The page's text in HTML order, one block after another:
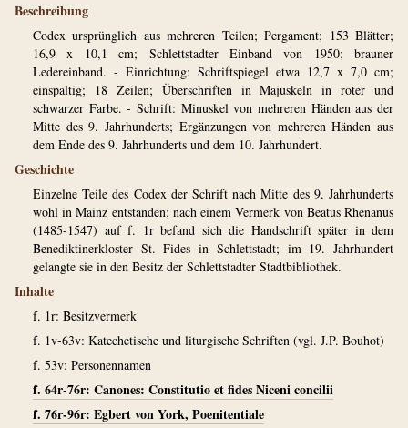
Beschreibung
Codex ursprünglich aus mehreren Teilen; Pergament; 153 Blätter;
16,9 x 10,1 cm; Schlettstadter Einband von 1950; brauner
Ledereinband. - Einrichtung: Schriftspiegel etwa 12,7 x 7,0 cm;
einspaltig; 18 Zeilen; Überschriften in Majuskeln in roter und
schwarzer Farbe. - Schrift: Minuskel von mehreren Händen aus der
Mitte des 9. Jahrhunderts; Ergänzungen von mehreren Händen aus
dem Ende des 9. Jahrhunderts und dem 10. Jahrhundert.
Geschichte
Einzelne Teile des Codex der Schrift nach Mitte des 9. Jahrhunderts
wohl in Mainz entstanden; nach einem Vermerk von Beatus Rhenanus
(1485-1547) auf f. 1r befand sich die Handschrift später in dem
Benediktinerkloster St. Fides in Schlettstadt; im 19. Jahrhundert
gelangte sie in den Besitz der Schlettstadter Stadtbibliothek.
Inhalte
f. 1r: Besitzvermerk
f. 1v-63v: Katechetische und liturgische Schriften (vgl. J.P. Bouhot)
f. 53v: Personennamen
f. 64r-76r: Canones: Constitutio et fides Niceni concilii
f. 76r-96r: Egbert von York, Poenitentiale